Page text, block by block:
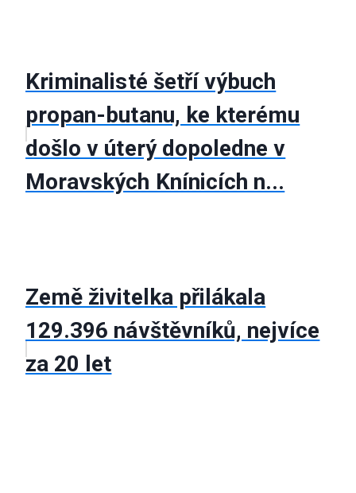
Kriminalisté šetří výbuch
propan-butanu, ke kterému
došlo v úterý dopoledne v
Moravských Knínicích n...
Země živitelka přilákala
129.396 návštěvníků, nejvíce
za 20 let